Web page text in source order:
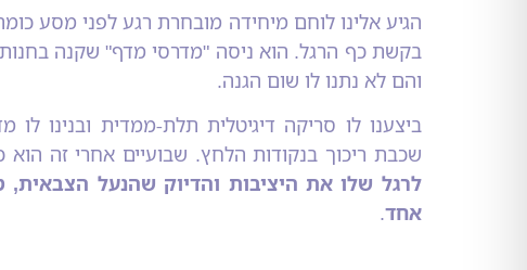
הגיע אלינו לוחם מיחידה מובחרת רגע לפני מסע
בקשת כף הרגל. הוא ניסה "מדרסי מדף" שקנה
והם לא נתנו לו שום הגנה.
ביצענו לו סריקה דיגיטלית תלת-ממדית ובנינו
שכבת ריכוך בנקודות הלחץ. שבועיים אחרי זה
לרגל שלו את היציבות והדיוק שהנעל
אחד.